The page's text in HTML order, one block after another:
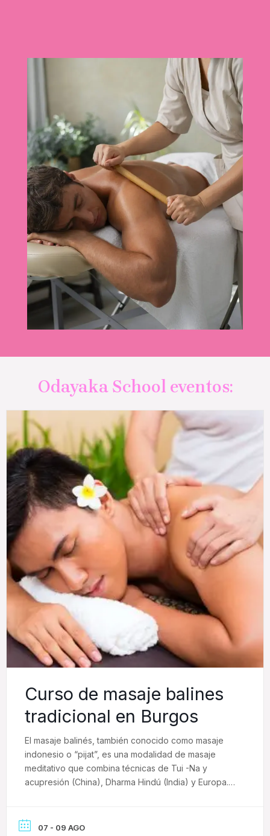
Odayaka School eventos:
Curso de masaje balines
tradicional en Burgos
El masaje balinés, también conocido como masaje
indonesio o “pijat”, es una modalidad de masaje
meditativo que combina técnicas de Tui -Na y
acupresión (China), Dharma Hindú (India) y Europa.
Al intercambio de masaje se […]
07 - 09 AGO